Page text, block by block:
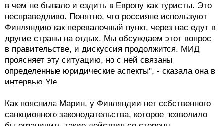
в чем не бывало и ездить в Европу как туристы. Это
несправедливо. Понятно, что россияне используют
Финляндию как перевалочный пункт, через нас едут в
другие страны на отдых. Мы обсуждаем этот вопрос
в правительстве, и дискуссия продолжится. МИД
проясняет эту ситуацию, но с ней связаны
определенные юридические аспекты", - сказала она в
интервью Yle.
Как пояснила Марин, у Финляндии нет собственного
санкционного законодательства, которое позволило